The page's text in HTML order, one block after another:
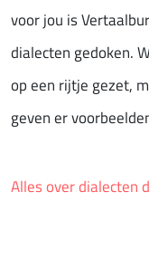
voor jou is
dialecten gedoken.
op een rijtje gezet,
geven er
Alles over dialecten